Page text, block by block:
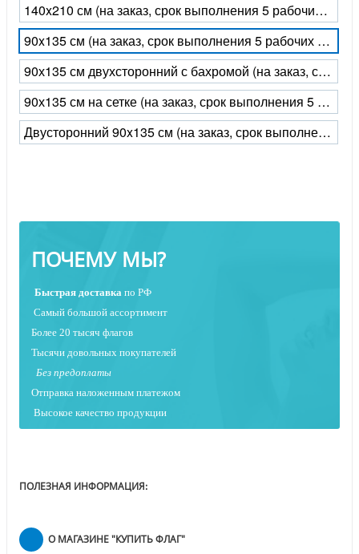
140x210 см (на заказ, срок выполнения 5 рабочих дней)
90x135 см (на заказ, срок выполнения 5 рабочих дней)
90х135 см двухсторонний с бахромой (на заказ, срок выполнения 5 рабочих дней)
90х135 см на сетке (на заказ, срок выполнения 5 рабочих дней)
Двусторонний 90x135 см (на заказ, срок выполнения 5 рабочих дней)
ПОЧЕМУ МЫ?
Быстрая доставка по РФ
Самый большой ассортимент
Более 20 тысяч флагов
Тысячи довольных покупателей
Без предоплаты
Отправка наложенным платежом
Высокое качество продукции
ПОЛЕЗНАЯ ИНФОРМАЦИЯ:
О МАГАЗИНЕ "КУПИТЬ ФЛАГ"